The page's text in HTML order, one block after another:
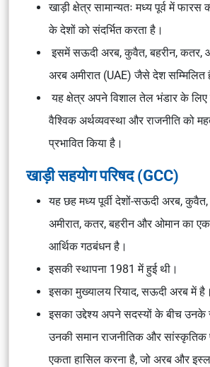
खाड़ी क्षेत्र सामान्यतः मध्य पूर्व में
के देशों को संदर्भित करता है।
इसमें सऊदी अरब, कुवैत, बहरीन,
अरब अमीरात (UAE) जैसे देश सम्मिलित
यह क्षेत्र अपने विशाल तेल भंडार के लिए
वैश्विक अर्थव्यवस्था और राजनीति को
प्रभावित किया है।
खाड़ी सहयोग परिषद (GCC)
यह छह मध्य पूर्वी देशों-सऊदी अरब,
अमीरात, कतर, बहरीन और ओमान का
आर्थिक गठबंधन है।
इसकी स्थापना 1981 में हुई थी।
इसका मुख्यालय रियाद, सऊदी अरब में है।
इसका उद्देश्य अपने सदस्यों के बीच उनके
उनकी समान राजनीतिक और
एकता हासिल करना है, जो अरब और